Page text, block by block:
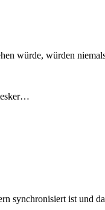
würde, würden
synchronisiert ist und